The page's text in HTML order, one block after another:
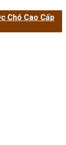
Chó Cao Cấp